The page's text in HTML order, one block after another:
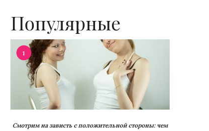
Популярные
1
Смотрим на зависть с положительной стороны: чем